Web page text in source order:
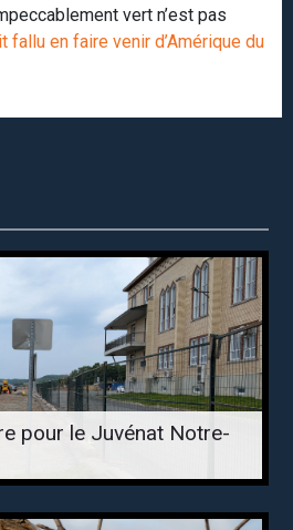
vert n’est pas
fallu en faire venir d’Amérique du
pour le Juvénat Notre-